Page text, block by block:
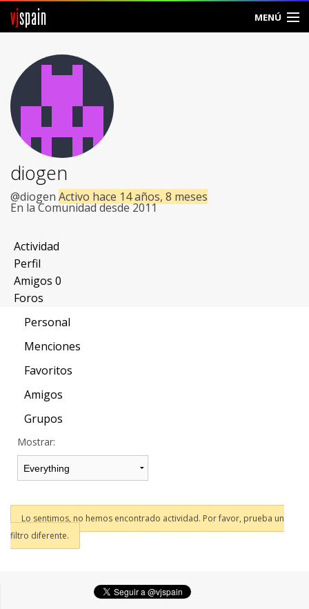
vjspain MENÚ
Foros
Noticias
Vjspain
Ayuda
Contacto
Entrar
Crear Cuenta
diogen
@diogen Activo hace 14 años, 8 meses
En la Comunidad desde 2011
Actividad
Perfil
Amigos 0
Foros
Personal
Menciones
Favoritos
Amigos
Grupos
Mostrar:
Lo sentimos, no hemos encontrado actividad. Por favor, prueba un
filtro diferente.